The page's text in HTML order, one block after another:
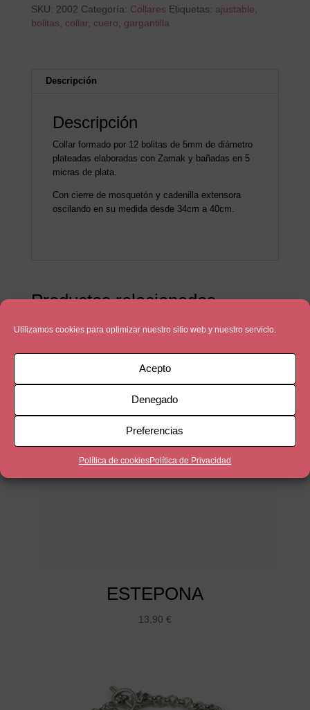
Utilizamos cookies para optimizar nuestro sitio web y nuestro servicio.
Acepto
Denegado
Preferencias
Política de cookiesPolítica de Privacidad
SKU: 2002 Categoría: Collares Etiquetas: ajustable,
bolitas, collar, cuero, gargantilla
Descripción
Descripción
Collar formado por 12 bolitas de 5mm de diámetro
plateadas elaboradas con Zamak y bañadas en 5
micras de plata.
Con cierre de mosquetón y cadenilla extensora
oscilando en su medida desde 34cm a 40cm.
Productos relacionados
ESTEPONA
13,90 €